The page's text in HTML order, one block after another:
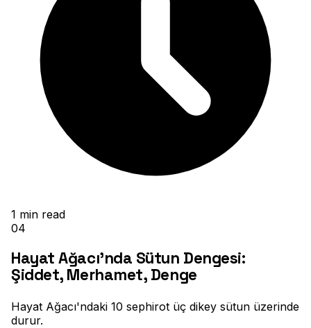
1 min read
04
Hayat Ağacı'nda Sütun Dengesi:
Şiddet, Merhamet, Denge
Hayat Ağacı'ndaki 10 sephirot üç dikey sütun üzerinde
durur.